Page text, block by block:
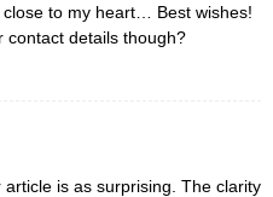
to my heart… Best wishes!
contact details though?
is as surprising. The clarity